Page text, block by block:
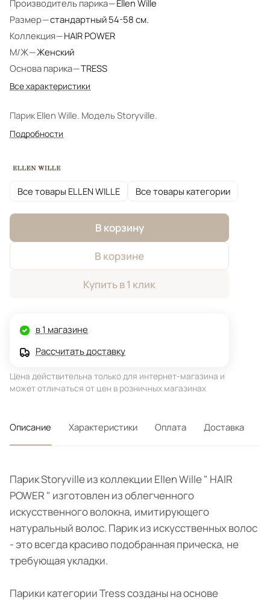
Производитель парика—Ellen Wille
Размер—стандартный 54-58 см.
Коллекция—HAIR POWER
М/Ж—Женский
Основа парика—TRESS
Все характеристики
Парик Ellen Wille. Модель Storyville.
Подробности
Все товары ELLEN WILLE Все товары категории
В корзину
В корзине
Купить в 1 клик
в 1 магазине
Рассчитать доставку
Цена действительна только для интернет-магазина и
может отличаться от цен в розничных магазинах
Описание Характеристики Оплата Доставка
Парик Storyville из коллекции Ellen Wille " HAIR
POWER " изготовлен из облегченного
искусственного волокна, имитирующего
натуральный волос. Парик из искусственных волос
- это всегда красиво подобранная прическа, не
требующая укладки.
Парики категории Tress созданы на основе